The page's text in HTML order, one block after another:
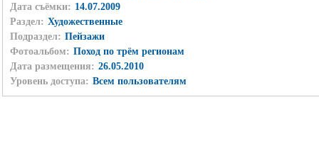
Дата съёмки: 14.07.2009
Раздел: Художественные
Подраздел: Пейзажи
Фотоальбом: Поход по трём регионам
Дата размещения: 26.05.2010
Уровень доступа: Всем пользователям